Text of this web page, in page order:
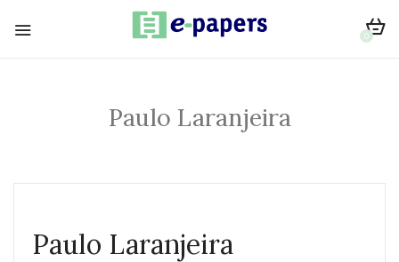
0
Paulo Laranjeira
Paulo Laranjeira